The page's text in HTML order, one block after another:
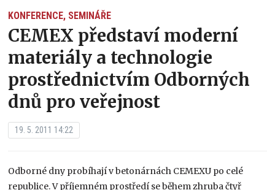
KONFERENCE, SEMINÁŘE
CEMEX představí moderní
materiály a technologie
prostřednictvím Odborných
dnů pro veřejnost
19. 5. 2011 14:22
Odborné dny probíhají v betonárnách CEMEXU po celé
republice. V příjemném prostředí se během zhruba čtyř